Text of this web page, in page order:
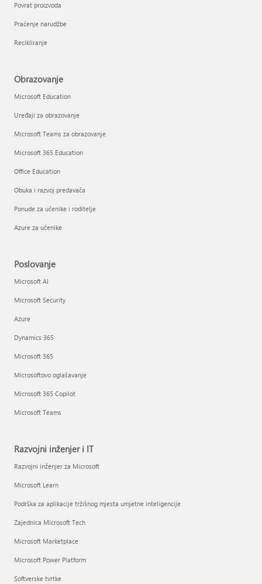
Povrat proizvoda
Praćenje narudžbe
Recikliranje
Obrazovanje
Microsoft Education
Uređaji za obrazovanje
Microsoft Teams za obrazovanje
Microsoft 365 Education
Office Education
Obuka i razvoj predavača
Ponude za učenike i roditelje
Azure za učenike
Poslovanje
Microsoft AI
Microsoft Security
Azure
Dynamics 365
Microsoft 365
Microsoftovo oglašavanje
Microsoft 365 Copilot
Microsoft Teams
Razvojni inženjer i IT
Razvojni inženjer za Microsoft
Microsoft Learn
Podrška za aplikacije tržišnog mjesta umjetne inteligencije
Zajednica Microsoft Tech
Microsoft Marketplace
Microsoft Power Platform
Softverske tvrtke